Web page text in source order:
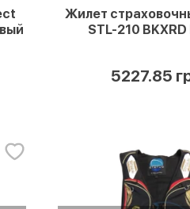
Жилет
STL-210 BKXRD
5227.85